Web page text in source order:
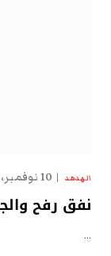
الهدهد 10 نوفمبر، 2025
نفق رفح
…